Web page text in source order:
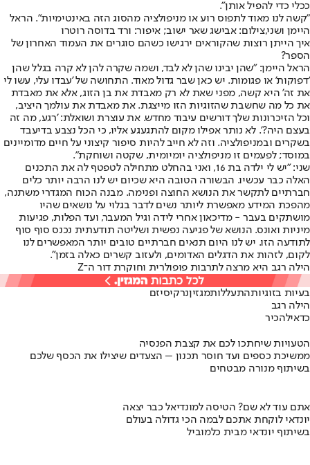
ככלי כדי להפיל אותן".
"קשה לנו מאוד לתפוס רוע או מניפולציה מהסוג הזה באינטימיות". הראל
היימן ושני,צילום: אבישג שאר ישוב; איפור: ורד בדוסה רוטרו
איך הייתן רוצות שהקוראים ירגישו כשהם סוגרים את העמוד האחרון של
הספר?
הראל היימן: "שהן יבינו שהן לא לבד, ושמה שקרה להן לא קרה בגלל שהן
'דפוקות' או פגומות. יש כאן שבר גדול מאוד. התחושה של 'עבדו עלי, עשו לי
את זה' היא קשה, מפני שאת לא רק מאבדת את בן הזוג, אלא את מאבדת
את כל מה שחשבת שהזוגיות הזו מייצגת. את מאבדת את עולמך היציב,
וכל הזיכרונות שלך דורשים עיבוד מחדש. את עוצרת ושואלת: 'רגע, מה זה
בעצם היה?'. לא נותר אפילו מקום להתגעגע אליו, כי הכל נצבע בדיעבד
בשקרים ובמניפולציה. וזה לא חייב להיות סיפור קיצוני על חיים מדומיינים
במוסד; לפעמים זו מניפולציה יומיומית, שקטה ושוחקת".
שני: "יש לי ילדה בת 16, ואני בהחלט מתחילה לטפטף לה את התכנים
האלה כבר עכשיו. הבשורה הטובה היא שכיום יש לנו הרבה יותר כלים
חברתיים לתקשר את הנושא החוצה ופנימה. מבנה הכוח המגדרי משתנה,
מהפכת המידע מאפשרת ליותר נשים לדבר בגלוי על נושאים שהיו
מושתקים בעבר - מדיכאון אחרי לידה וגיל המעבר, ועד הפלות, פגיעות
מיניות ואונס. הנושא של פגיעה נפשית ושליטה תודעתית נכנס סוף סוף
לתודעה הזו. יש לנו היום תנאים חברתיים טובים יותר המאפשרים לנו
לקום, לזהות את הדגלים האדומים, ולעזוב קשרים כאלה בזמן".
הילה רגב היא מרצה לתרבות פופולרית וחוקרת דור ה־Z
בעיות בזוגיותהתעללותמגזיןנרקיסיזם
הילה רגב
כדאילהכיר
הטעויות שיחתכו לכם את קצבת הפנסיה
ממשיכת כספים ועד חוסר תכנון – הצעדים שיצילו את הכסף שלכם
בשיתוף מנורה מבטחים
אתם עוד לא שם? הטיסה למונדיאל כבר יצאה
יונדאי לוקחת אתכם לבמה הכי גדולה בעולם
בשיתוף יונדאי מבית כלמוביל